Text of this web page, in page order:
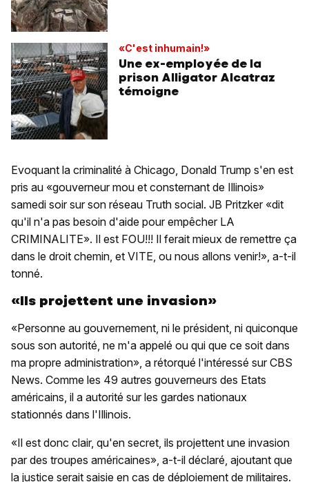
«C'est inhumain!»
Une ex-employée de la
prison Alligator Alcatraz
témoigne
Evoquant la criminalité à Chicago, Donald Trump s'en est
pris au «gouverneur mou et consternant de Illinois»
samedi soir sur son réseau Truth social. JB Pritzker «dit
qu'il n'a pas besoin d'aide pour empêcher LA
CRIMINALITE». Il est FOU!!! Il ferait mieux de remettre ça
dans le droit chemin, et VITE, ou nous allons venir!», a-t-il
tonné.
«Ils projettent une invasion»
«Personne au gouvernement, ni le président, ni quiconque
sous son autorité, ne m'a appelé ou qui que ce soit dans
ma propre administration», a rétorqué l'intéressé sur CBS
News. Comme les 49 autres gouverneurs des Etats
américains, il a autorité sur les gardes nationaux
stationnés dans l'Illinois.
«Il est donc clair, qu'en secret, ils projettent une invasion
par des troupes américaines», a-t-il déclaré, ajoutant que
la justice serait saisie en cas de déploiement de militaires.